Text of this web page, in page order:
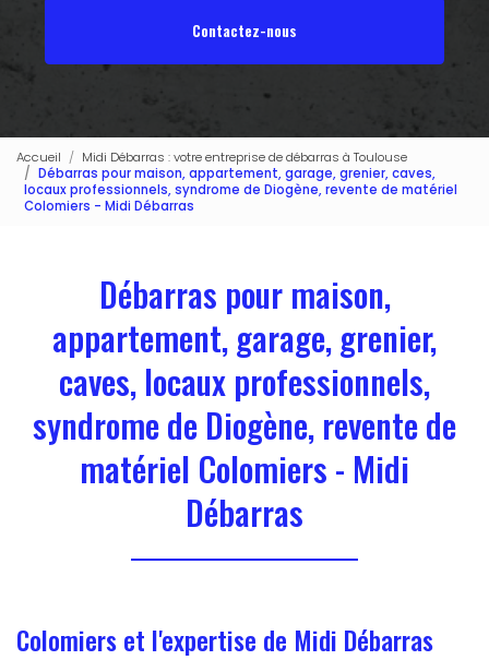
Contactez-nous
Accueil
Midi Débarras : votre entreprise de débarras à Toulouse
Débarras pour maison, appartement, garage, grenier, caves,
locaux professionnels, syndrome de Diogène, revente de matériel
Colomiers - Midi Débarras
Débarras pour maison,
appartement, garage, grenier,
caves, locaux professionnels,
syndrome de Diogène, revente de
matériel Colomiers - Midi
Débarras
Colomiers et l'expertise de Midi Débarras